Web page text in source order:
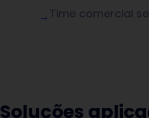
→ Time comercial
Soluções